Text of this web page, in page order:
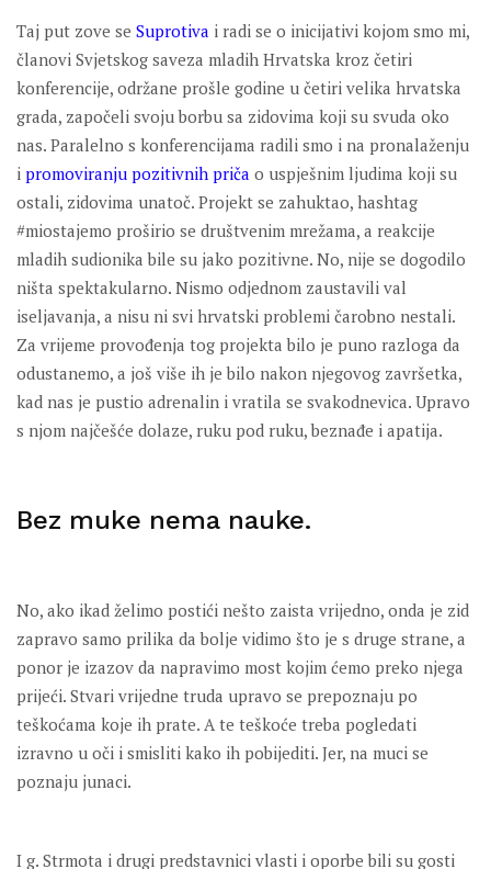
Taj put zove se Suprotiva i radi se o inicijativi kojom smo mi,
članovi Svjetskog saveza mladih Hrvatska kroz četiri
konferencije, održane prošle godine u četiri velika hrvatska
grada, započeli svoju borbu sa zidovima koji su svuda oko
nas. Paralelno s konferencijama radili smo i na pronalaženju
i promoviranju pozitivnih priča o uspješnim ljudima koji su
ostali, zidovima unatoč. Projekt se zahuktao, hashtag
#miostajemo proširio se društvenim mrežama, a reakcije
mladih sudionika bile su jako pozitivne. No, nije se dogodilo
ništa spektakularno. Nismo odjednom zaustavili val
iseljavanja, a nisu ni svi hrvatski problemi čarobno nestali.
Za vrijeme provođenja tog projekta bilo je puno razloga da
odustanemo, a još više ih je bilo nakon njegovog završetka,
kad nas je pustio adrenalin i vratila se svakodnevica. Upravo
s njom najčešće dolaze, ruku pod ruku, beznađe i apatija.
Bez muke nema nauke.
No, ako ikad želimo postići nešto zaista vrijedno, onda je zid
zapravo samo prilika da bolje vidimo što je s druge strane, a
ponor je izazov da napravimo most kojim ćemo preko njega
prijeći. Stvari vrijedne truda upravo se prepoznaju po
teškoćama koje ih prate. A te teškoće treba pogledati
izravno u oči i smisliti kako ih pobijediti. Jer, na muci se
poznaju junaci.
I g. Strmota i drugi predstavnici vlasti i oporbe bili su gosti